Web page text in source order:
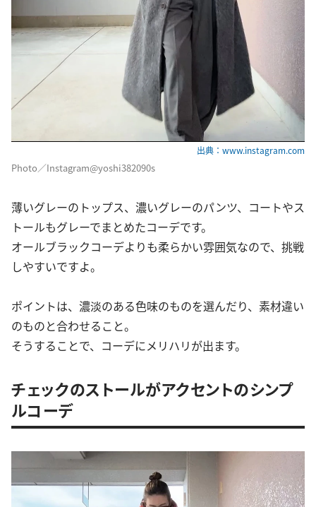
出典：www.instagram.com
Photo／Instagram@yoshi382090s
薄いグレーのトップス、濃いグレーのパンツ、コートやス
トールもグレーでまとめたコーデです。
オールブラックコーデよりも柔らかい雰囲気なので、挑戦
しやすいですよ。
ポイントは、濃淡のある色味のものを選んだり、素材違い
のものと合わせること。
そうすることで、コーデにメリハリが出ます。
チェックのストールがアクセントのシンプ
ルコーデ